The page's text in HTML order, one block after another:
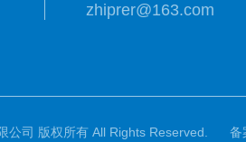
zhiprer@163.com
司 版权所有 All Rights Reserved. 备